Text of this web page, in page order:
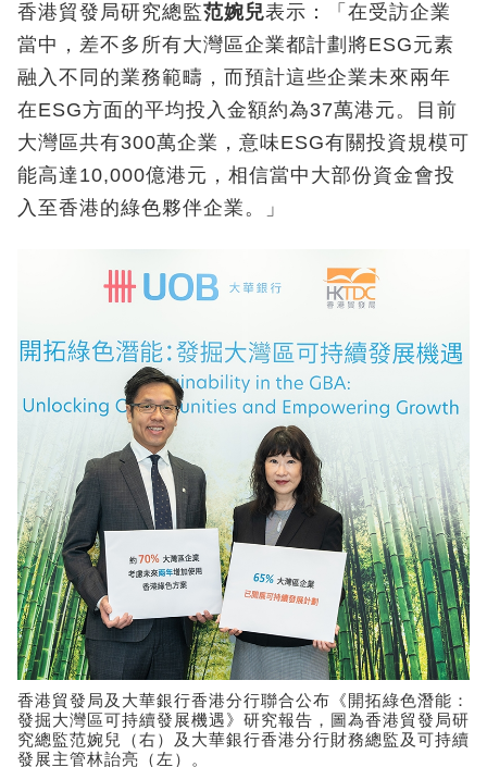
香港貿發局研究總監范婉兒表示：「在受訪企業
當中，差不多所有大灣區企業都計劃將ESG元素
融入不同的業務範疇，而預計這些企業未來兩年
在ESG方面的平均投入金額約為37萬港元。目前
大灣區共有300萬企業，意味ESG有關投資規模可
能高達 10,000億港元，相信當中大部份資金會投
入至香港的綠色夥伴企業。」
香港貿發局及大華銀行香港分行聯合公布《開拓綠色潛能：
發掘大灣區可持續發展機遇》研究報告，圖為香港貿發局研
究總監范婉兒（右）及大華銀行香港分行財務總監及可持續
發展主管林詒亮（左）。